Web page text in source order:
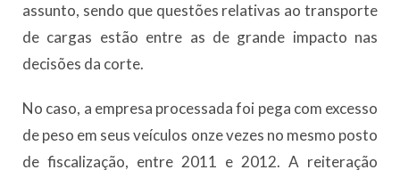
assunto, sendo que questões relativas ao transporte
de cargas estão entre as de grande impacto nas
decisões da corte.
No caso, a empresa processada foi pega com excesso
de peso em seus veículos onze vezes no mesmo posto
de fiscalização, entre 2011 e 2012. A reiteração